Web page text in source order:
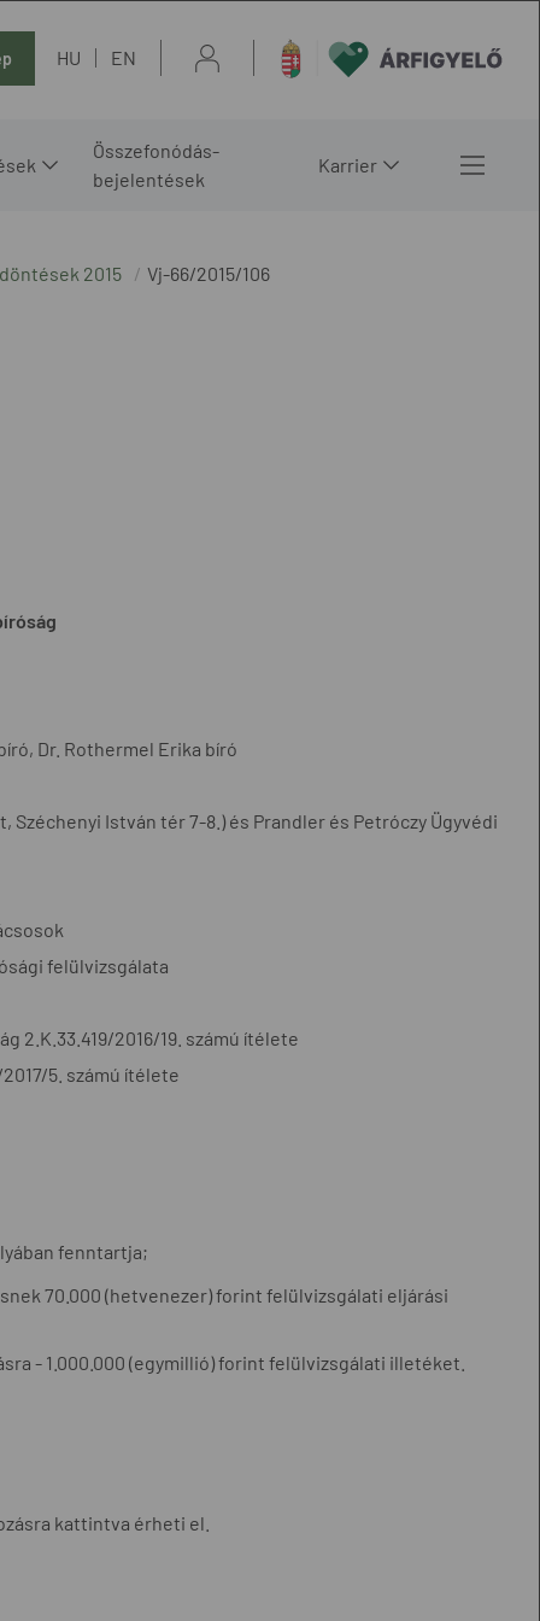
HU EN
Összefonódás-
bejelentések
Karrier
2015 Vj-66/2015/106
Dr. Rothermel Erika bíró
Széchenyi István tér 7-8.) és Prandler és Petróczy Ügyvédi
felülvizsgálata
2.K.33.419/2016/19. számú ítélete
5. számú ítélete
fenntartja;
70.000 (hetvenezer) forint felülvizsgálati eljárási
- 1.000.000 (egymillió) forint felülvizsgálati illetéket.
kattintva érheti el.